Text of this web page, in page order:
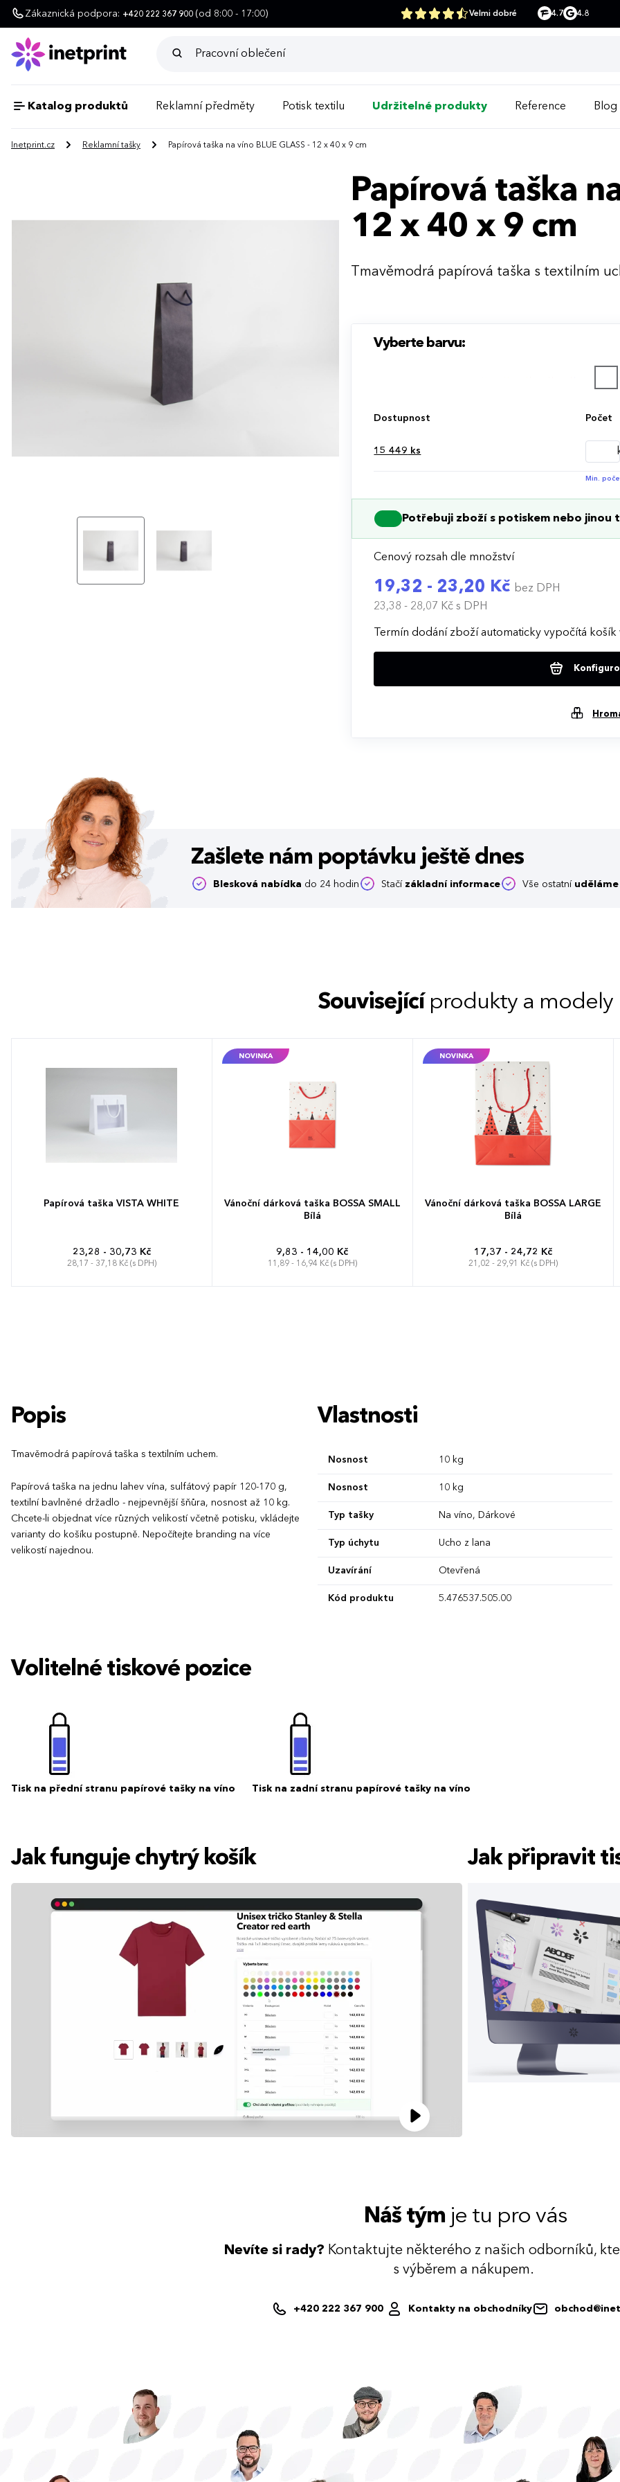
Zákaznická podpora: +420 222 367 900 (od 8:00 - 17:00) Velmi dobré 4.7 4.8
Katalog produktů Reklamní předměty Potisk textilu Udržitelné produkty Reference Blog
Inetprint.cz Reklamní tašky Papírová taška na víno BLUE GLASS - 12 x 40 x 9 cm
Papírová taška
12 x 40 x 9 cm
Tmavěmodrá papírová taška s textilním
Vyberte barvu:
Dostupnost Počet
15 449 ks
Min.
Potřebuji zboží s potiskem nebo jinou
Cenový rozsah dle množství
19,32 - 23,20 Kč bez DPH
23,38 - 28,07 Kčs DPH
Termín dodání zboží automaticky vypočítá
Zašlete nám poptávku ještě dnes
Blesková nabídka do 24 hodin Stačí základní informace Vše ostatní uděláme
Související produkty a modely
Papírová taška VISTA WHITE
23,28 - 30,73 Kč
28,17 - 37,18 Kč (s DPH)
NOVINKA
Vánoční dárková taška BOSSA SMALL
Bílá
9,83 - 14,00 Kč
11,89 - 16,94 Kč (s DPH)
NOVINKA
Vánoční dárková taška BOSSA LARGE
Bílá
17,37 - 24,72 Kč
21,02 - 29,91 Kč (s DPH)
Popis
Tmavěmodrá papírová taška s textilním uchem.
Papírová taška na jednu lahev vína, sulfátový papír 120-170 g,
textilní bavlněné držadlo - nejpevnější šňůra, nosnost až 10 kg.
Chcete-li objednat více různých velikostí včetně potisku, vkládejte
varianty do košíku postupně. Nepočítejte branding na více
velikostí najednou.
Vlastnosti
Nosnost 10 kg
Nosnost 10 kg
Typ tašky Na víno, Dárkové
Typ úchytu Ucho z lana
Uzavírání Otevřená
Kód produktu 5.476537.505.00
Volitelné tiskové pozice
Tisk na přední stranu papírové tašky na víno Tisk na zadní stranu papírové tašky na víno
Jak funguje chytrý košík Jak připravit
Náš tým je tu pro vás
Nevíte si rady? Kontaktujte některého z našich odborníků,
s výběrem a nákupem.
+420 222 367 900 Kontakty na obchodníky